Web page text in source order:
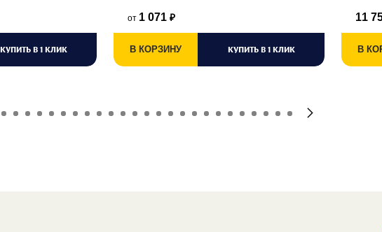
КУПИТЬ В 1 КЛИК
от 1 071 ₽
В КОРЗИНУ КУПИТЬ В 1 КЛИК
11
В